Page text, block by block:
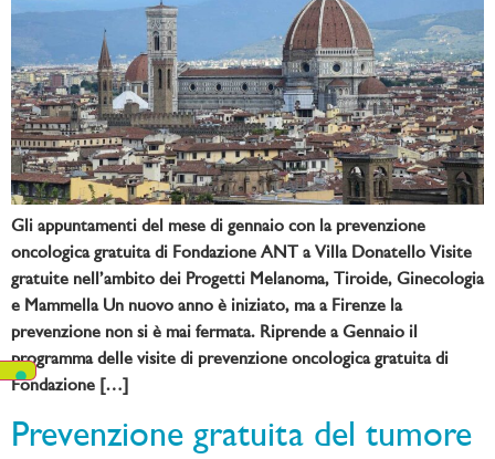
Gli appuntamenti del mese di gennaio con la prevenzione
oncologica gratuita di Fondazione ANT a Villa Donatello Visite
gratuite nell’ambito dei Progetti Melanoma, Tiroide, Ginecologia
e Mammella Un nuovo anno è iniziato, ma a Firenze la
prevenzione non si è mai fermata. Riprende a Gennaio il
programma delle visite di prevenzione oncologica gratuita di
Fondazione […]
Prevenzione gratuita del tumore